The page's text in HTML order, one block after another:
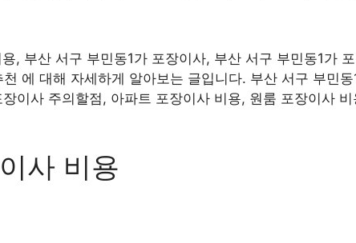
, 부산 서구 부민동1가 포장이사, 부산 서구 부민동1가
에 대해 자세하게 알아보는 글입니다. 부산 서구 부민
이사 주의할점, 아파트 포장이사 비용, 원룸 포장이사
사 비용